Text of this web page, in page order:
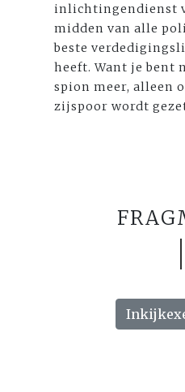
inlichtingendienst
midden van alle
beste
heeft. Want je bent
spion meer, alleen
zijspoor wordt